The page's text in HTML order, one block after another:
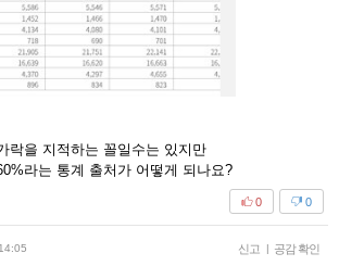
락을 지적하는 꼴일수는 있지만
라는 통계 출처가 어떻게 되나요?
0
0
신고 | 공감 확인